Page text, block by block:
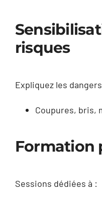
risques
Expliquez les
Coupures, bris,
Formation
Sessions dédiées à :